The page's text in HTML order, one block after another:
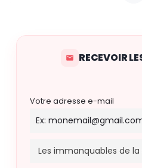
RECEVOIR
Votre adresse e-mail